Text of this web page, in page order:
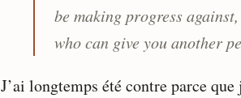
be making progress
who can give you another
J’ai longtemps été contre parce